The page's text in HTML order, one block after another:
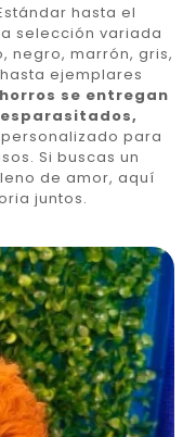
hasta el
selección variada
negro, marrón, gris,
ejemplares
se entregan
para
Si buscas un
de amor, aquí
juntos.